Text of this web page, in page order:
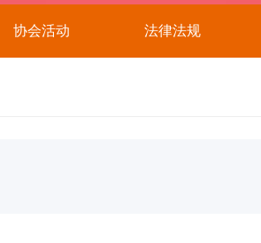
协会活动 法律法规